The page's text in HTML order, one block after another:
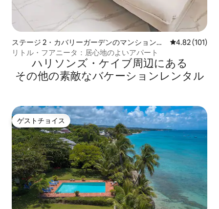
ステージ 2・カバリーガーデンのマンション・
アパート
レビュー101
4.82 (101)
リトル・フアニータ：居心地のよいアパート
ハリソンズ・ケイブ⁠周⁠辺⁠に⁠あ⁠る
そ⁠の⁠他⁠の素⁠敵⁠なバ⁠ケ⁠ー⁠シ⁠ョ⁠ン⁠レ⁠ン⁠タ⁠ル
ゲストチョイス
ゲストチョイス